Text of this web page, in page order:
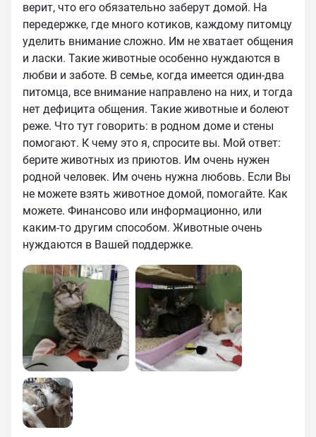
верит, что его обязательно заберут домой. На
передержке, где много котиков, каждому питомцу
уделить внимание сложно. Им не хватает общения
и ласки. Такие животные особенно нуждаются в
любви и заботе. В семье, когда имеется один-два
питомца, все внимание направлено на них, и тогда
нет дефицита общения. Такие животные и болеют
реже. Что тут говорить: в родном доме и стены
помогают. К чему это я, спросите вы. Мой ответ:
берите животных из приютов. Им очень нужен
родной человек. Им очень нужна любовь. Если Вы
не можете взять животное домой, помогайте. Как
можете. Финансово или информационно, или
каким-то другим способом. Животные очень
нуждаются в Вашей поддержке.